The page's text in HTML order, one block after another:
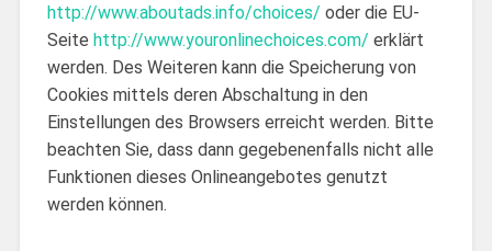
http://www.aboutads.info/choices/ oder die EU-
Seite http://www.youronlinechoices.com/ erklärt
werden. Des Weiteren kann die Speicherung von
Cookies mittels deren Abschaltung in den
Einstellungen des Browsers erreicht werden. Bitte
beachten Sie, dass dann gegebenenfalls nicht alle
Funktionen dieses Onlineangebotes genutzt
werden können.